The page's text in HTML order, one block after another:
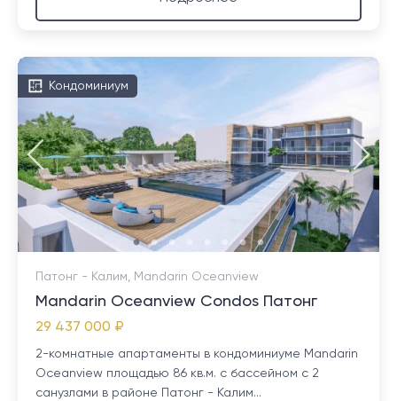
Кондоминиум
Патонг - Калим, Mandarin Oceanview
Mandarin Oceanview Condos Патонг
29 437 000 ₽
2-комнатные апартаменты в кондоминиуме Mandarin
Oceanview площадью 86 кв.м. с бассейном с 2
санузлами в районе Патонг - Калим...